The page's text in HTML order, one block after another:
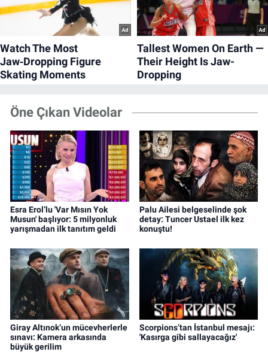
Öne Çıkan Videolar
Esra Erol’lu 'Var Mısın Yok
Musun' başlıyor: 5 milyonluk
yarışmadan ilk tanıtım geldi
Palu Ailesi belgeselinde şok
detay: Tuncer Ustael ilk kez
konuştu!
Giray Altınok’un mücevherlerle
sınavı: Kamera arkasında
büyük gerilim
Scorpions’tan İstanbul mesajı:
'Kasırga gibi sallayacağız'